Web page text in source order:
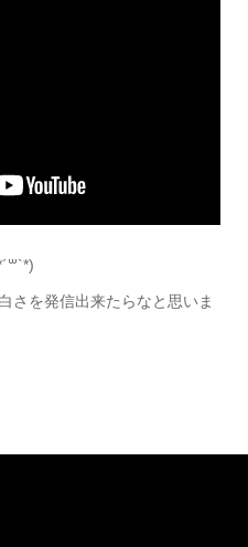
さを発信出来たらなと思いま